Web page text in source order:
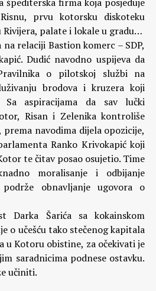
prvu kotorsku diskoteku
palate i lokale u gradu…
relaciji Bastion komerc – SDP,
Dudić navodno uspijeva da
o pilotskoj službi na
brodova i kruzera koji
aspiracijama da sav lučki
Risan i Zelenika kontroliše
prema navodima dijela opozicije,
Ranko Krivokapić koji
te čitav posao osujetio. Time
moralisanje i odbijanje
obnavljanje ugovora o
Darka Šarića sa kokainskom
o učešću tako stečenog kapitala
u Kotoru obistine, za očekivati je
saradnicima podnese ostavku.
učiniti.